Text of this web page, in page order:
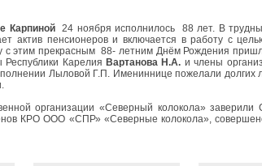
Карпиной24 ноября исполнилось 88 лет. В
актив пенсионеров и включается в работу с
с этим прекрасным 88- летним Днём Рождения
Карелия Вартанова Н.А. и члены
Лыловой Г.П. Имениннице пожелали долгих
«Северный колокола» заверили
КРО ООО «СПР» «Северные колокола»,